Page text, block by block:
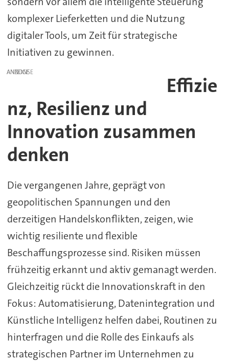
komplexer Lieferketten und die Nutzung
digitaler Tools, um Zeit für strategische
Initiativen zu gewinnen.
ANZEIGE
Effizie
nz, Resilienz und
Innovation zusammen
denken
Die vergangenen Jahre, geprägt von
geopolitischen Spannungen und den
derzeitigen Handelskonflikten, zeigen, wie
wichtig resiliente und flexible
Beschaffungsprozesse sind. Risiken müssen
frühzeitig erkannt und aktiv gemanagt werden.
Gleichzeitig rückt die Innovationskraft in den
Fokus: Automatisierung, Datenintegration und
Künstliche Intelligenz helfen dabei, Routinen zu
hinterfragen und die Rolle des Einkaufs als
strategischen Partner im Unternehmen zu